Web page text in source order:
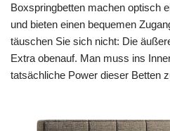
Boxspringbetten machen optisch
und bieten einen bequemen
täuschen Sie sich nicht: Die
Extra obenauf. Man muss ins
tatsächliche Power dieser Betten